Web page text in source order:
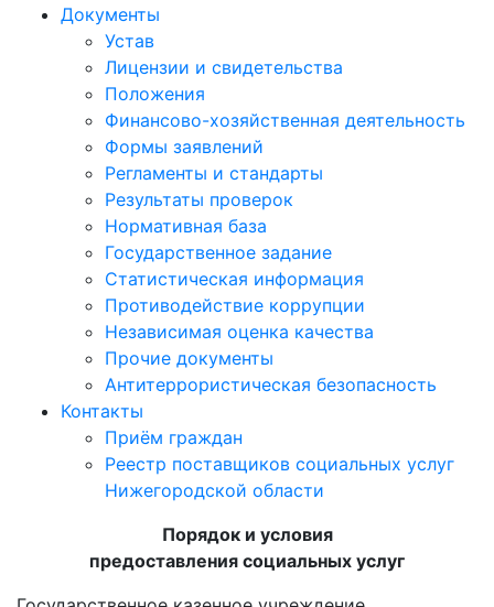
Документы
Устав
Лицензии и свидетельства
Положения
Финансово-хозяйственная деятельность
Формы заявлений
Регламенты и стандарты
Результаты проверок
Нормативная база
Государственное задание
Статистическая информация
Противодействие коррупции
Независимая оценка качества
Прочие документы
Антитеррористическая безопасность
Контакты
Приём граждан
Реестр поставщиков социальных услуг
Нижегородской области
Порядок и условия
предоставления социальных услуг